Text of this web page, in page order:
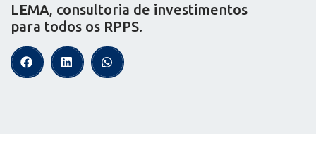
LEMA, consultoria de investimentos
para todos os RPPS.